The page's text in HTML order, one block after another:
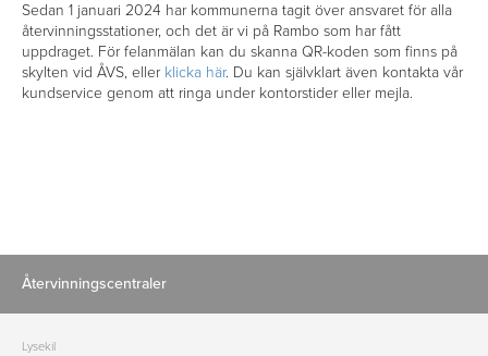
Sedan 1 januari 2024 har kommunerna tagit över ansvaret för alla
återvinningsstationer, och det är vi på Rambo som har fått
uppdraget. För felanmälan kan du skanna QR-koden som finns på
skylten vid ÅVS, eller klicka här. Du kan självklart även kontakta vår
kundservice genom att ringa under kontorstider eller mejla.
Återvinningscentraler
Lysekil